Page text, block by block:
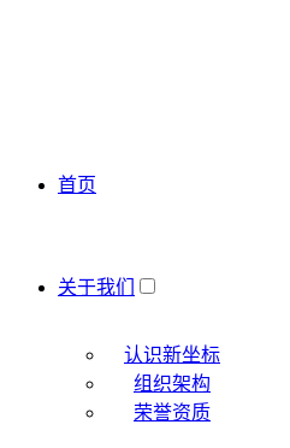
首页
关于我们
认识新坐标
组织架构
荣誉资质